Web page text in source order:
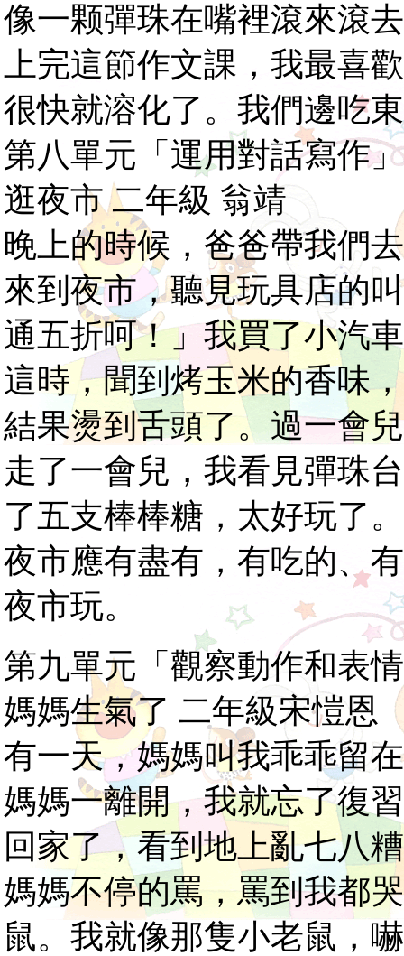
像一颗彈珠在嘴裡滾來滾
上完這節作文課，我最喜
很快就溶化了。我們邊吃
第八單元「運用對話寫作
逛夜市 二年級 翁靖
晚上的時候，爸爸帶我們
來到夜市，聽見玩具店的
通五折呵！」我買了小汽
這時，聞到烤玉米的香味
結果燙到舌頭了。過一會
走了一會兒，我看見彈珠
了五支棒棒糖，太好玩了。
夜市應有盡有，有吃的、
夜市玩。
第九單元「觀察動作和表
媽媽生氣了 二年級宋愷恩
有一天，媽媽叫我乖乖留
媽媽一離開，我就忘了復
回家了，看到地上亂七八
媽媽不停的罵，罵到我都
鼠。我就像那隻小老鼠，